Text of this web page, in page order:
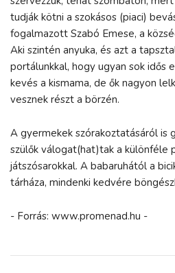
tudják kötni a szokásos (piaci)
fogalmazott Szabó Emese, a
Aki szintén anyuka, és azt a
portálunkkal, hogy ugyan sok idős
kevés a kismama, de ők nagyon
vesznek részt a börzén.
A gyermekek szórakoztatásáról is
szülők válogat(hat)tak a különféle
játszósarokkal. A babaruhától a
tárháza, mindenki kedvére
- Forrás: www.promenad.hu -